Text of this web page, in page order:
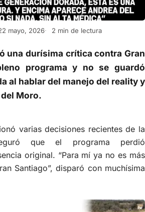
mayo, 2026 2 min de lectura
una durísima crítica contra Gran
programa y no se guardó
al hablar del manejo del reality y
Moro.
varias decisiones recientes de la
que el programa perdió
original. “Para mí ya no es más
Santiago”, disparó con muchísima